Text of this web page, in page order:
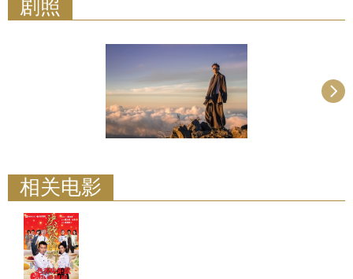
剧照
相关电影